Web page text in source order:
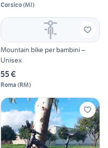
Corsico(MI)
Mountain bike per bambini –
Unisex
55 €
Roma (RM)